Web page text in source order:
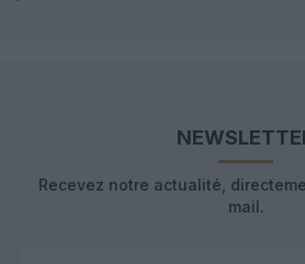
Recevez notre actualité,
mail.